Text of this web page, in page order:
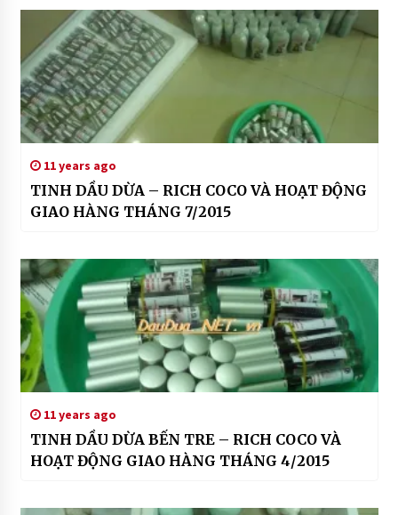
11 years ago
TINH DẦU DỪA – RICH COCO VÀ HOẠT ĐỘNG
GIAO HÀNG THÁNG 7/2015
11 years ago
TINH DẦU DỪA BẾN TRE – RICH COCO VÀ
HOẠT ĐỘNG GIAO HÀNG THÁNG 4/2015